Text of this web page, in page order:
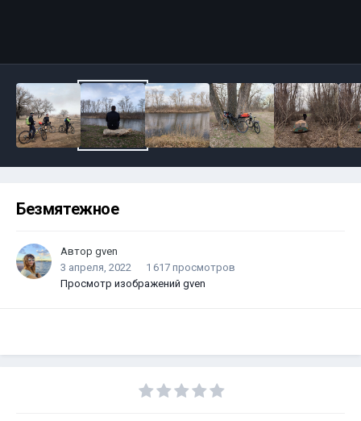
Безмятежное
Автор gven
3 апреля, 2022
1 617 просмотров
Просмотр изображений gven